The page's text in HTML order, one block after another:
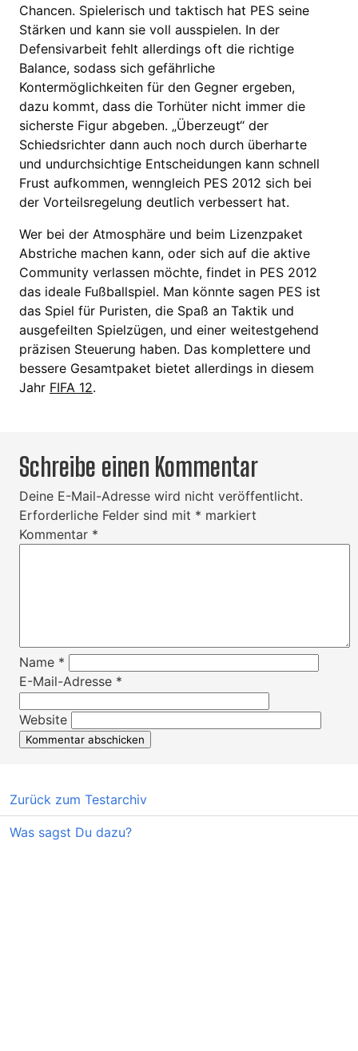
Chancen. Spielerisch und taktisch hat PES seine
Stärken und kann sie voll ausspielen. In der
Defensivarbeit fehlt allerdings oft die richtige
Balance, sodass sich gefährliche
Kontermöglichkeiten für den Gegner ergeben,
dazu kommt, dass die Torhüter nicht immer die
sicherste Figur abgeben. „Überzeugt“ der
Schiedsrichter dann auch noch durch überharte
und undurchsichtige Entscheidungen kann schnell
Frust aufkommen, wenngleich PES 2012 sich bei
der Vorteilsregelung deutlich verbessert hat.
Wer bei der Atmosphäre und beim Lizenzpaket
Abstriche machen kann, oder sich auf die aktive
Community verlassen möchte, findet in PES 2012
das ideale Fußballspiel. Man könnte sagen PES ist
das Spiel für Puristen, die Spaß an Taktik und
ausgefeilten Spielzügen, und einer weitestgehend
präzisen Steuerung haben. Das komplettere und
bessere Gesamtpaket bietet allerdings in diesem
Jahr FIFA 12.
Schreibe einen Kommentar
Deine E-Mail-Adresse wird nicht veröffentlicht.
Erforderliche Felder sind mit * markiert
Kommentar *
Name *
E-Mail-Adresse *
Website
Zurück zum Testarchiv
Was sagst Du dazu?